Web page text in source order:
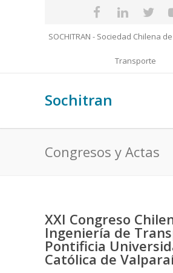
SOCHITRAN - Sociedad Chilena
Transporte
Sochitran
Congresos y Actas
XXI Congreso
Ingeniería de
Pontificia
Católica de